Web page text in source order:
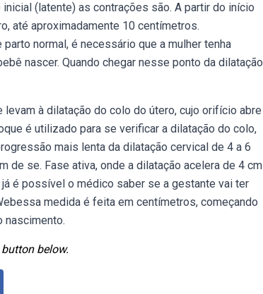
(latente) as contrações são. A partir do início
até aproximadamente 10 centímetros.
normal, é necessário que a mulher tenha
nascer. Quando chegar nesse ponto da dilatação
à dilatação do colo do útero, cujo orifício abre
é utilizado para se verificar a dilatação do colo,
mais lenta da dilatação cervical de 4 a 6
de se. Fase ativa, onde a dilatação acelera de 4 cm
é possível o médico saber se a gestante vai ter
medida é feita em centímetros, começando
nascimento.
below.